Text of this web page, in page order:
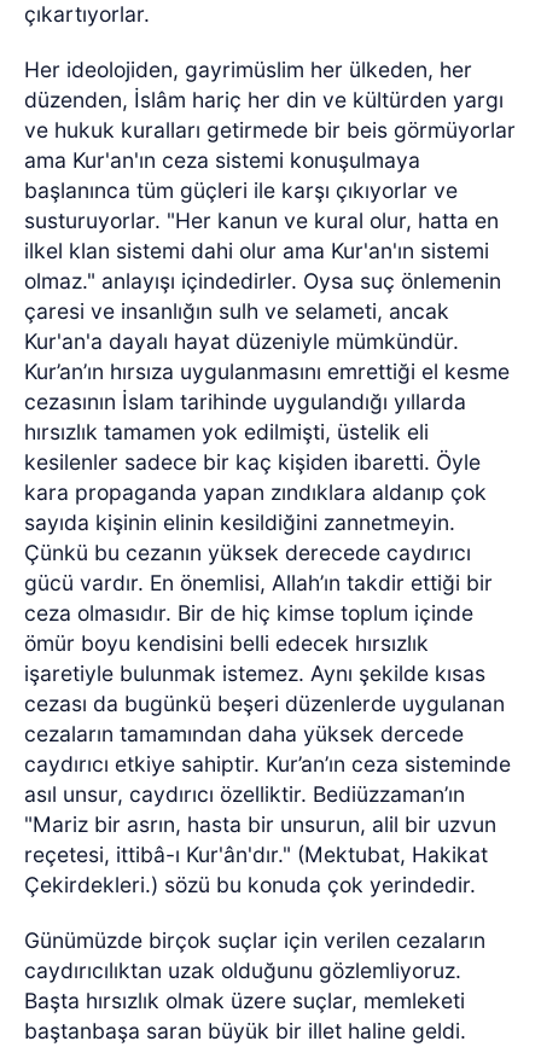
çıkartıyorlar.
Her ideolojiden, gayrimüslim her ülkeden, her
düzenden, İslâm hariç her din ve kültürden yargı
ve hukuk kuralları getirmede bir beis görmüyorlar
ama Kur'an'ın ceza sistemi konuşulmaya
başlanınca tüm güçleri ile karşı çıkıyorlar ve
susturuyorlar. "Her kanun ve kural olur, hatta en
ilkel klan sistemi dahi olur ama Kur'an'ın sistemi
olmaz." anlayışı içindedirler. Oysa suç önlemenin
çaresi ve insanlığın sulh ve selameti, ancak
Kur'an'a dayalı hayat düzeniyle mümkündür.
Kur’an’ın hırsıza uygulanmasını emrettiği el kesme
cezasının İslam tarihinde uygulandığı yıllarda
hırsızlık tamamen yok edilmişti, üstelik eli
kesilenler sadece bir kaç kişiden ibaretti. Öyle
kara propaganda yapan zındıklara aldanıp çok
sayıda kişinin elinin kesildiğini zannetmeyin.
Çünkü bu cezanın yüksek derecede caydırıcı
gücü vardır. En önemlisi, Allah’ın takdir ettiği bir
ceza olmasıdır. Bir de hiç kimse toplum içinde
ömür boyu kendisini belli edecek hırsızlık
işaretiyle bulunmak istemez. Aynı şekilde kısas
cezası da bugünkü beşeri düzenlerde uygulanan
cezaların tamamından daha yüksek dercede
caydırıcı etkiye sahiptir. Kur’an’ın ceza sisteminde
asıl unsur, caydırıcı özelliktir. Bediüzzaman’ın
"Mariz bir asrın, hasta bir unsurun, alil bir uzvun
reçetesi, ittibâ-ı Kur'ân'dır." (Mektubat, Hakikat
Çekirdekleri.) sözü bu konuda çok yerindedir.
Günümüzde birçok suçlar için verilen cezaların
caydırıcılıktan uzak olduğunu gözlemliyoruz.
Başta hırsızlık olmak üzere suçlar, memleketi
baştanbaşa saran büyük bir illet haline geldi.